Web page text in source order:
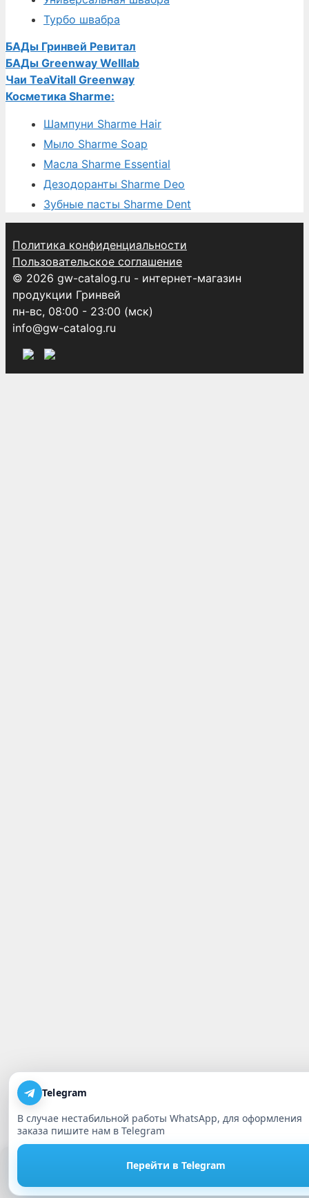
Telegram
В случае нестабильной работы WhatsApp, для оформления
заказа пишите нам в Telegram
Перейти в Telegram
Турбо швабра
БАДы Гринвей Ревитал
БАДы Greenway Welllab
Чаи TeaVitall Greenway
Косметика Sharme:
Шампуни Sharme Hair
Мыло Sharme Soap
Масла Sharme Essential
Дезодоранты Sharme Deo
Зубные пасты Sharme Dent
Политика конфиденциальности
Пользовательское соглашение
© 2026 gw-catalog.ru - интернет-магазин
продукции Гринвей
пн-вс, 08:00 - 23:00 (мск)
info@gw-catalog.ru
Этот сайт использует cookie. Нажимая кнопку Принять или
использовать сайт, Вы даете свое согласие на работу с
Принять